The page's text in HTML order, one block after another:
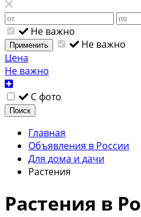
Не важно
Применить
Не важно
Цена
Не важно
С фото
Поиск
Главная
Объявления в России
Для дома и дачи
Растения
Растения в